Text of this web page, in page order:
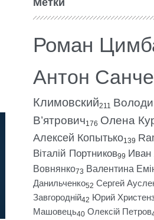
Роман
Антон
Климовский211
В’ятрович176 Олена
Алексей Копытько139
Віталій Портников99
Вовнянко73 Валентина
Данильченко52 Сергей
Завгородній42 Юрий
Машовець40 Олексій Петров